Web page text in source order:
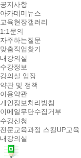
공지사항
아카데미뉴스
교육현장갤러리
1:1문의
자주하는질문
맞춤직업찾기
내강의실
수강정보
강의실 입장
약관 및 정책
이용약관
개인정보처리방침
이메일무단수집거부
수강신청
전문교육과정 스킬UP교육
내강의실